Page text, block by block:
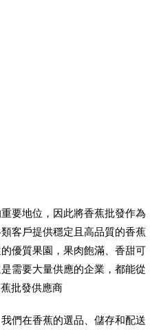
要地位，因此將香蕉批發作為
客戶提供穩定且高品質的香蕉
優質果園，果肉飽滿、香甜可
需要大量供應的企業，都能從
批發供應商
們在香蕉的選品、儲存和配送